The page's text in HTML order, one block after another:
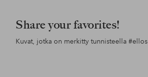
Share your favorites!
Kuvat, jotka on merkitty tunnisteella #ellos